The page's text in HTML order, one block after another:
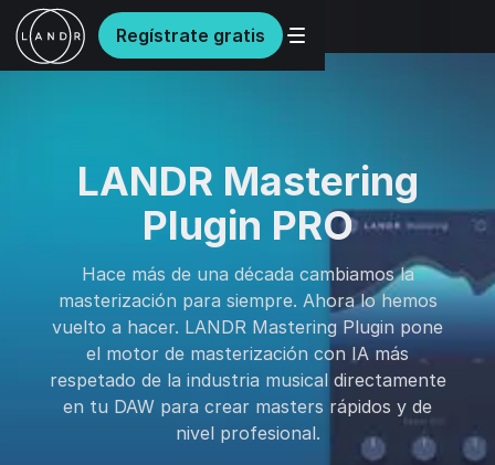
Regístrate gratis
LANDR Mastering
Plugin PRO
Hace más de una década cambiamos la
masterización para siempre. Ahora lo hemos
vuelto a hacer. LANDR Mastering Plugin pone
el motor de masterización con IA más
respetado de la industria musical directamente
en tu DAW para crear masters rápidos y de
nivel profesional.